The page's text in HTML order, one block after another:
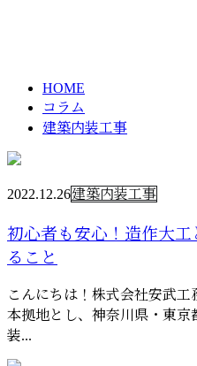
HOME
コラム
建築内装工事
2022.12.26建築内装工事
初心者も安心！造作大
ること
こんにちは！株式会社安武
本拠地とし、神奈川県・東
装...